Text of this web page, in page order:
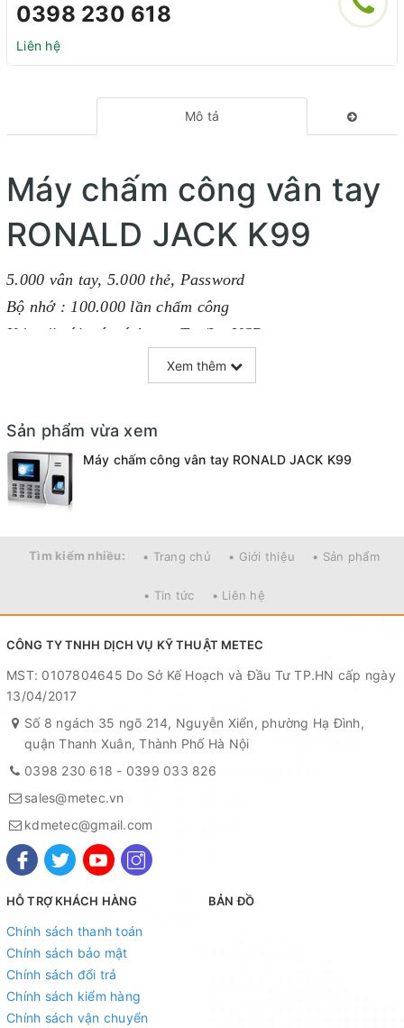
0398 230 618
Liên hệ
Mô tả
Máy chấm công vân tay
RONALD JACK K99
5.000 vân tay, 5.000 thẻ, Password
Bộ nhớ : 100.000 lần chấm công
Kết nối với máy tính qua Tcp/Ip, USB
Thời gian chấm công < 1 giây
, lấy tập trung qua(Adms,
Mắt đọc cảm biến quang học
Thẻ sử dụng là thẻ cảm ứng 125 Khz
Ngôn Ngữ: Anh – Việt, Ngôn ngữ khác
Kích thước: 198x140x40mm. Nặng: 1kg
Xem thêm
Sản phẩm vừa xem
Máy chấm công vân tay RONALD JACK K99
Tìm kiếm nhiều: • Trang chủ • Giới thiệu • Sản phẩm
• Tin tức • Liên hệ
CÔNG TY TNHH DỊCH VỤ KỸ THUẬT METEC
MST: 0107804645 Do Sở Kế Hoạch và Đầu Tư TP.HN cấp ngày
13/04/2017
Số 8 ngách 35 ngõ 214, Nguyễn Xiển, phường Hạ Đình,
quận Thanh Xuân, Thành Phố Hà Nội
0398 230 618 - 0399 033 826
sales@metec.vn
kdmetec@gmail.com
HỖ TRỢ KHÁCH HÀNG
Chính sách thanh toán
Chính sách bảo mật
Chính sách đổi trả
Chính sách kiểm hàng
Chính sách vận chuyển
BẢN ĐỒ